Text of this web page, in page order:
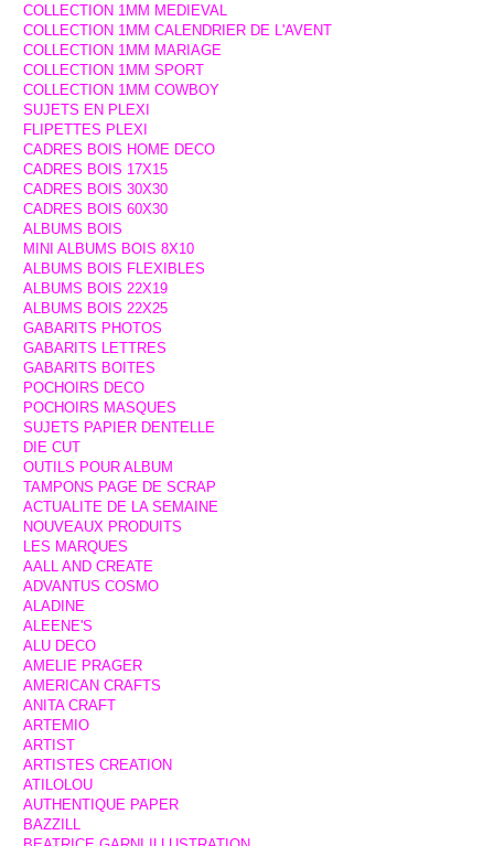
COLLECTION 1MM MEDIEVAL
COLLECTION 1MM CALENDRIER DE L'AVENT
COLLECTION 1MM MARIAGE
COLLECTION 1MM SPORT
COLLECTION 1MM COWBOY
SUJETS EN PLEXI
FLIPETTES PLEXI
CADRES BOIS HOME DECO
CADRES BOIS 17X15
CADRES BOIS 30X30
CADRES BOIS 60X30
ALBUMS BOIS
MINI ALBUMS BOIS 8X10
ALBUMS BOIS FLEXIBLES
ALBUMS BOIS 22X19
ALBUMS BOIS 22X25
GABARITS PHOTOS
GABARITS LETTRES
GABARITS BOITES
POCHOIRS DECO
POCHOIRS MASQUES
SUJETS PAPIER DENTELLE
DIE CUT
OUTILS POUR ALBUM
TAMPONS PAGE DE SCRAP
ACTUALITE DE LA SEMAINE
NOUVEAUX PRODUITS
LES MARQUES
AALL AND CREATE
ADVANTUS COSMO
ALADINE
ALEENE'S
ALU DECO
AMELIE PRAGER
AMERICAN CRAFTS
ANITA CRAFT
ARTEMIO
ARTIST
ARTISTES CREATION
ATILOLOU
AUTHENTIQUE PAPER
BAZZILL